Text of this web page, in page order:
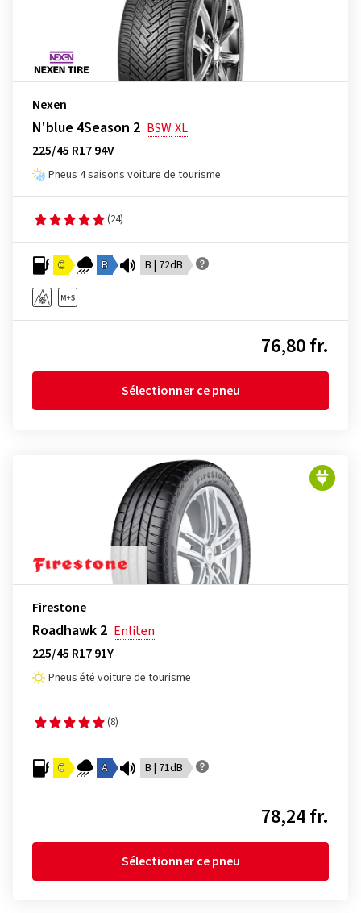
Nexen
N'blue 4Season 2 BSWXL
225/45 R17 94V
Pneus 4 saisons voiture de tourisme
(24)
C B B | 72dB
76,80 fr.
Sélectionner ce pneu
Firestone
Roadhawk 2 Enliten
225/45 R17 91Y
Pneus été voiture de tourisme
(8)
C A B | 71dB
78,24 fr.
Sélectionner ce pneu